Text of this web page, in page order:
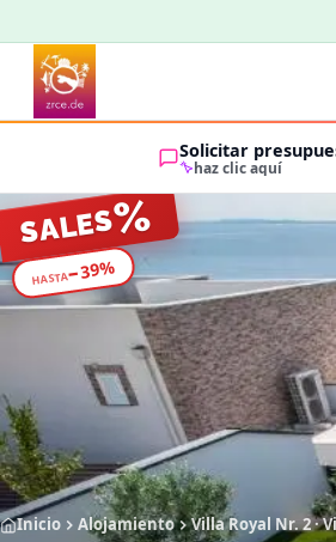
Solicitar
haz clic aquí
SALES%
HASTA−39%
Inicio Alojamiento Villa Royal Nr. 2 ·